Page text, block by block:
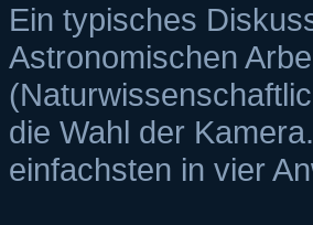
Ein typisches
Astronomischen
die Wahl der
einfachsten in vier